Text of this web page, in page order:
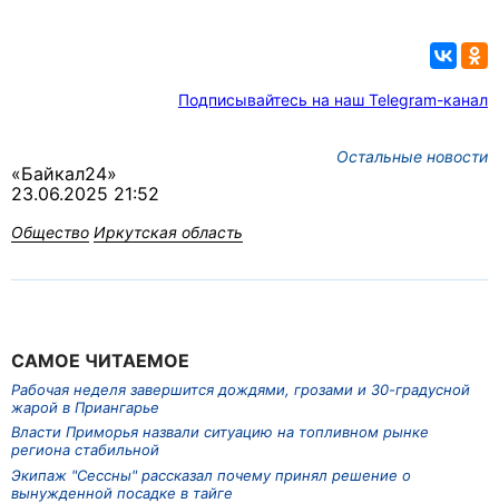
Подписывайтесь на наш Telegram-канал
Остальные новости
«Байкал24»
23.06.2025 21:52
Общество Иркутская область
САМОЕ ЧИТАЕМОЕ
Рабочая неделя завершится дождями, грозами и 30-градусной
жарой в Приангарье
Власти Приморья назвали ситуацию на топливном рынке
региона стабильной
Экипаж "Сессны" рассказал почему принял решение о
вынужденной посадке в тайге